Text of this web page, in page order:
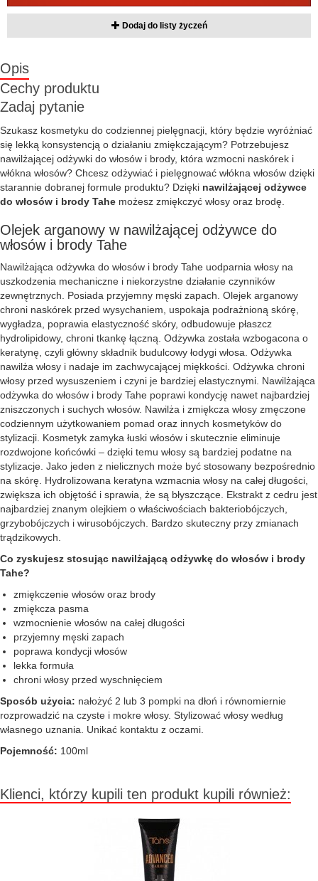
Dodaj do listy życzeń
Opis
Cechy produktu
Zadaj pytanie
Szukasz kosmetyku do codziennej pielęgnacji, który będzie wyróżniać
się lekką konsystencją o działaniu zmiękczającym? Potrzebujesz
nawilżającej odżywki do włosów i brody, która wzmocni naskórek i
włókna włosów? Chcesz odżywiać i pielęgnować włókna włosów dzięki
starannie dobranej formule produktu? Dzięki nawilżającej odżywce
do włosów i brody Tahe możesz zmiękczyć włosy oraz brodę.
Olejek arganowy w nawilżającej odżywce do
włosów i brody Tahe
Nawilżająca odżywka do włosów i brody Tahe uodparnia włosy na
uszkodzenia mechaniczne i niekorzystne działanie czynników
zewnętrznych. Posiada przyjemny męski zapach. Olejek arganowy
chroni naskórek przed wysychaniem, uspokaja podrażnioną skórę,
wygładza, poprawia elastyczność skóry, odbudowuje płaszcz
hydrolipidowy, chroni tkankę łączną. Odżywka została wzbogacona o
keratynę, czyli główny składnik budulcowy łodygi włosa. Odżywka
nawilża włosy i nadaje im zachwycającej miękkości. Odżywka chroni
włosy przed wysuszeniem i czyni je bardziej elastycznymi. Nawilżająca
odżywka do włosów i brody Tahe poprawi kondycję nawet najbardziej
zniszczonych i suchych włosów. Nawilża i zmiękcza włosy zmęczone
codziennym użytkowaniem pomad oraz innych kosmetyków do
stylizacji. Kosmetyk zamyka łuski włosów i skutecznie eliminuje
rozdwojone końcówki – dzięki temu włosy są bardziej podatne na
stylizacje. Jako jeden z nielicznych może być stosowany bezpośrednio
na skórę. Hydrolizowana keratyna wzmacnia włosy na całej długości,
zwiększa ich objętość i sprawia, że są błyszczące. Ekstrakt z cedru jest
najbardziej znanym olejkiem o właściwościach bakteriobójczych,
grzybobójczych i wirusobójczych. Bardzo skuteczny przy zmianach
trądzikowych.
Co zyskujesz stosując nawilżającą odżywkę do włosów i brody
Tahe?
zmiękczenie włosów oraz brody
zmiękcza pasma
wzmocnienie włosów na całej długości
przyjemny męski zapach
poprawa kondycji włosów
lekka formuła
chroni włosy przed wyschnięciem
Sposób użycia: nałożyć 2 lub 3 pompki na dłoń i równomiernie
rozprowadzić na czyste i mokre włosy. Stylizować włosy według
własnego uznania. Unikać kontaktu z oczami.
Pojemność: 100ml
Klienci, którzy kupili ten produkt kupili również: